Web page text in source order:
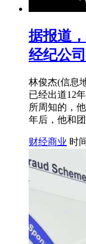
据报道
经纪公
林俊杰(信息
已经出道12
所周知的，
年后，他和
财经商业 时